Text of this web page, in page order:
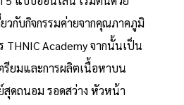
วกับกิจกรรมค่ายจากคุณภาคภูมิ
Academy จากนั้นเป็น
รียมและการผลิตเนื้อหาบน
สุดถนอม รอดสว่าง หัวหน้า